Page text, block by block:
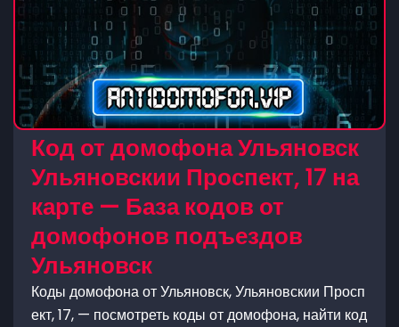
Код от домофона Ульяновск
Ульяновскии Проспект, 17 на
карте — База кодов от
домофонов подъездов
Ульяновск
Коды домофона от Ульяновск, Ульяновскии Просп
ект, 17, — посмотреть коды от домофона, найти код